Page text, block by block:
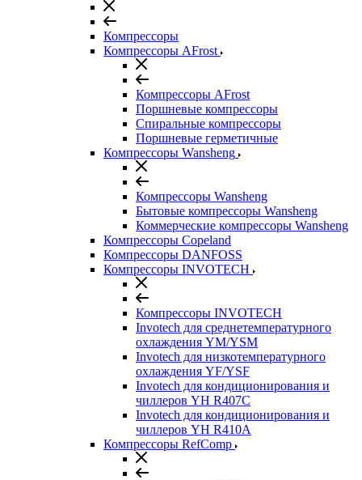
Компрессоры
Компрессоры AFrost
Компрессоры AFrost
Поршневые компрессоры
Спиральные компрессоры
Поршневые герметичные
Компрессоры Wansheng
Компрессоры Wansheng
Бытовые компрессоры Wansheng
Коммерческие компрессоры Wansheng
Компрессоры Copeland
Компрессоры DANFOSS
Компрессоры INVOTECH
Компрессоры INVOTECH
Invotech для среднетемпературного
охлаждения YM/YSM
Invotech для низкотемпературного
охлаждения YF/YSF
Invotech для кондиционирования и
чиллеров YH R407C
Invotech для кондиционирования и
чиллеров YH R410A
Компрессоры RefComp